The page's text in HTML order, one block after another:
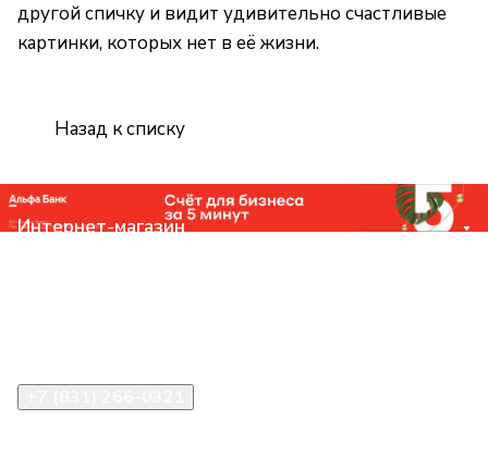
другой спичку и видит удивительно счастливые
картинки, которых нет в её жизни.
Назад к списку
Интернет-магазин